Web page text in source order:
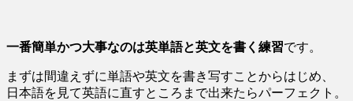
一番簡単かつ大事なのは英単語と英文を書く練習です。
まずは間違えずに単語や英文を書き写すことからはじめ、
日本語を見て英語に直すところまで出来たらパーフェクト。